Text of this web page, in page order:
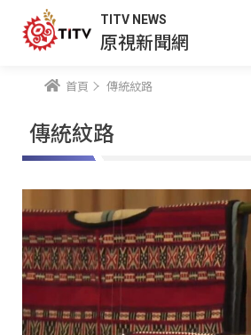
TITV NEWS
原視新聞網
首頁 傳統紋路
傳統紋路